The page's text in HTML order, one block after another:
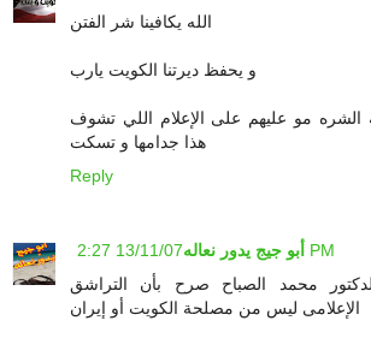
الله يكافينا شر الفتن
و يحفظ ديرتنا الكويت يارب
الشره مو عليهم على الإعلام اللي تشوف
هذا جدامها و تسكت
Reply
أبو جيج يدور نعاله 13/11/07 2:27 PM
محمد الصباح صرح بأن التراشق
الإعلامى ليس من مصلحة الكويت أو إيران